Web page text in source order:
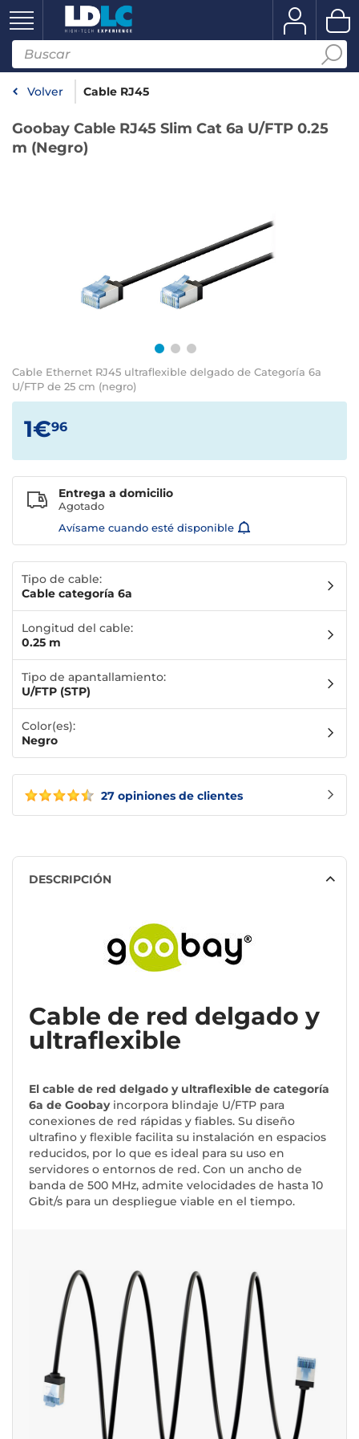
Volver Cable RJ45
Goobay Cable RJ45 Slim Cat 6a U/FTP 0.25
m (Negro)
Cable Ethernet RJ45 ultraflexible delgado de Categoría 6a
U/FTP de 25 cm (negro)
27 opiniones de clientes
1€96
Entrega a domicilio
Agotado
Avísame cuando esté disponible
Tipo de cable:
Cable categoría 6a
Longitud del cable:
0.25 m
Tipo de apantallamiento:
U/FTP (STP)
Color(es):
Negro
DESCRIPCIÓN
Cable de red delgado y
ultraflexible
El cable de red delgado y ultraflexible de categoría
6a de Goobayincorpora blindaje U/FTP para
conexiones de red rápidas y fiables. Su diseño
ultrafino y flexible facilita su instalación en espacios
reducidos, por lo que es ideal para su uso en
servidores o entornos de red. Con un ancho de
banda de 500 MHz, admite velocidades de hasta 10
Gbit/s para un despliegue viable en el tiempo.